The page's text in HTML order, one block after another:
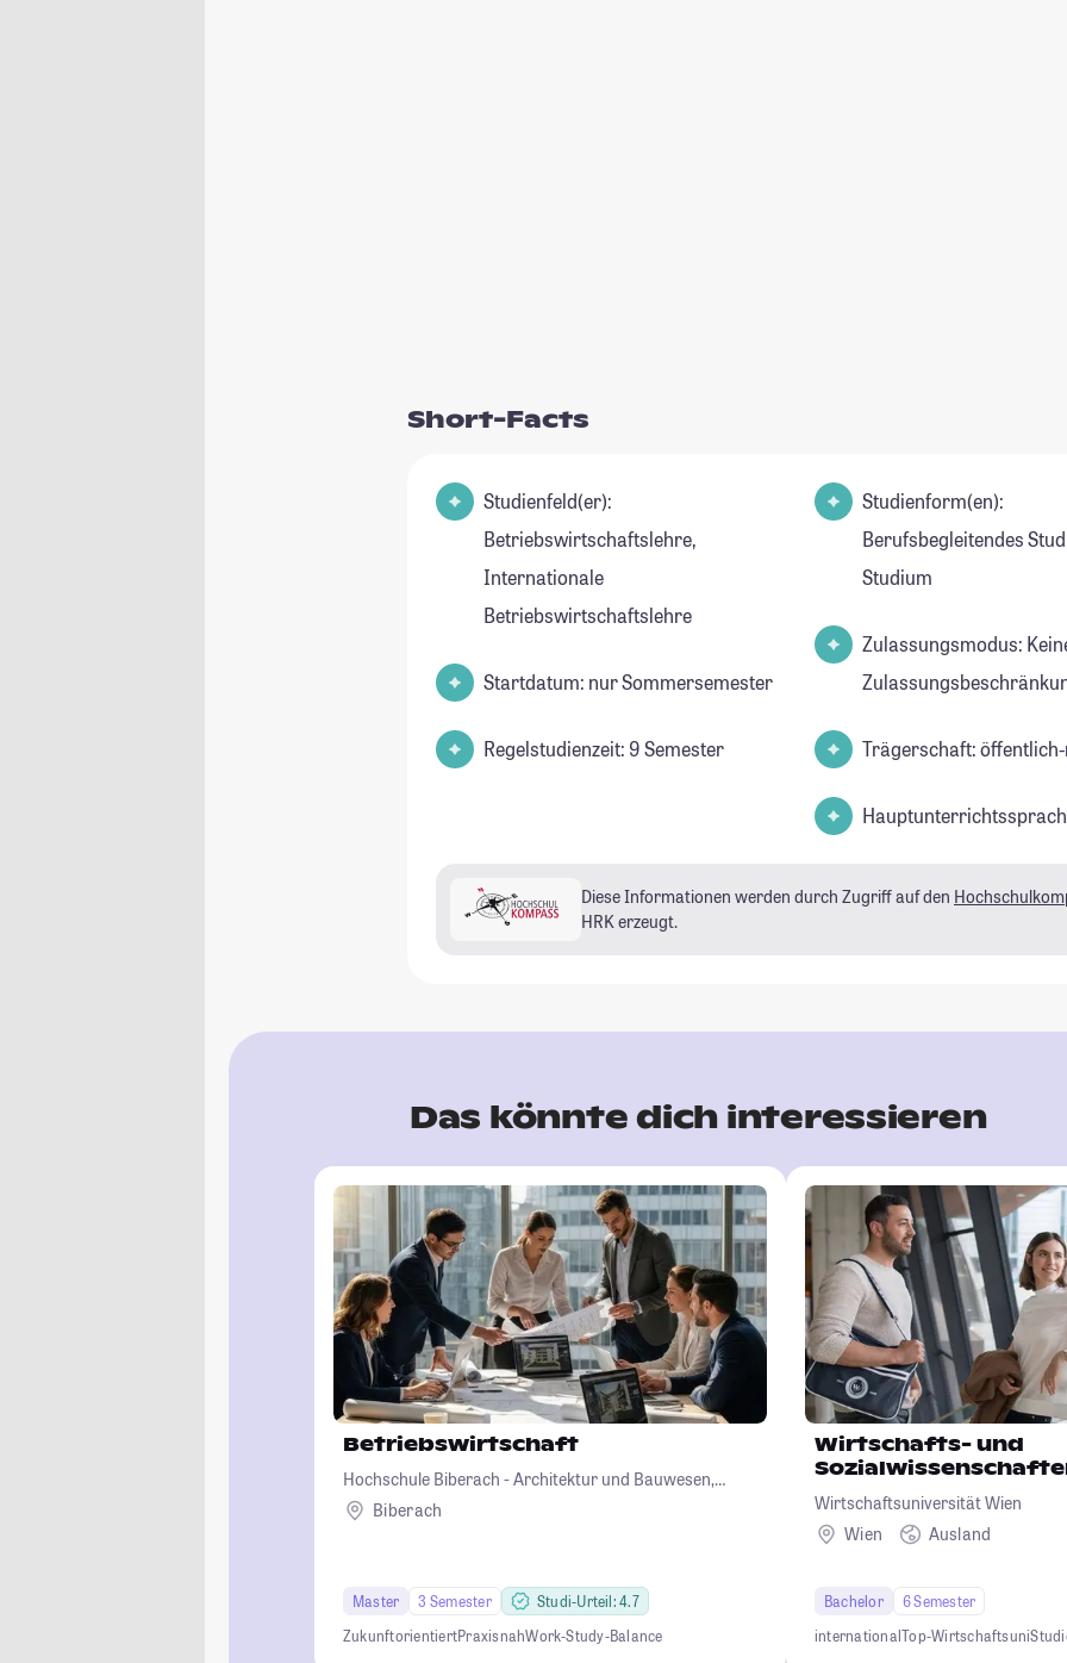
Short-Facts
Studienfeld(er):
Betriebswirtschaftslehre,
Internationale
Betriebswirtschaftslehre
Startdatum: nur Sommersemester
Regelstudienzeit: 9 Semester
Studienform(en):
Berufsbegleitendes
Studium
Zulassungsmodus:
Trägerschaft:
Diese Informationen werden durch Zugriff auf den
HRK erzeugt.
Das könnte dich interessieren
Betriebswirtschaft
Hochschule Biberach - Architektur und Bauwesen,
Betriebswirtschaft und Biotechnologie
Biberach
Master 3 Semester
Studi-Urteil: 4.7
ZukunftorientiertPraxisnahWork-Study-Balance
Wirtschafts- und
Wirtschaftsuniversität Wien
Wien
Ausland
Bachelor
6 Semester
internationalTop-Wirtschaftsuni